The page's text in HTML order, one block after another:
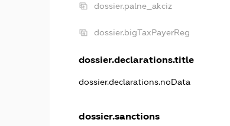
dossier.palne_akciz
dossier.bigTaxPayerReg
dossier.declarations.title
dossier.declarations.noData
dossier.sanctions